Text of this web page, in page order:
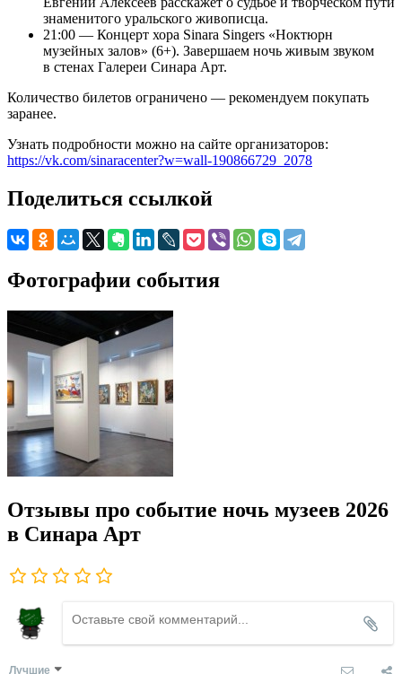
знаменитого уральского живописца.
21:00 — Концерт хора Sinara Singers «Ноктюрн
музейных залов» (6+). Завершаем ночь живым звуком
в стенах Галереи Синара Арт.
Количество билетов ограничено — рекомендуем покупать
заранее.
Узнать подробности можно на сайте организаторов:
https://vk.com/sinaracenter?w=wall-190866729_2078
Поделиться ссылкой
Фотографии события
Отзывы про событие ночь музеев 2026
в Синара Арт
Лучшие